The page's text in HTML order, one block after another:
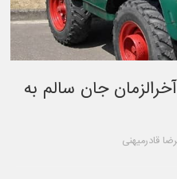
جان سالم به
قادرمیهنی